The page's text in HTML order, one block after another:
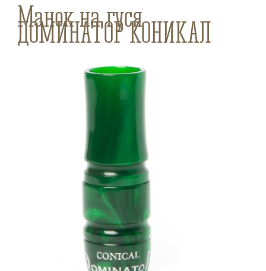
Манок на гуся
ДОМИНАТОР КОНИКАЛ